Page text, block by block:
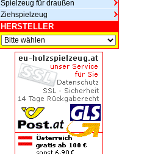
Spielzeug für draußen
Ziehspielzeug
HERSTELLER